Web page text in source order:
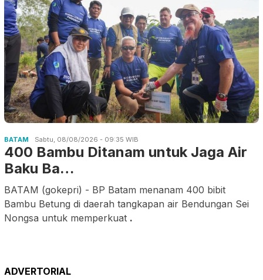
BATAM Sabtu, 08/08/2026 - 09:35 WIB
400 Bambu Ditanam untuk Jaga Air
Baku Ba…
BATAM (gokepri) - BP Batam menanam 400 bibit
Bambu Betung di daerah tangkapan air Bendungan Sei
Nongsa untuk memperkuat .
ADVERTORIAL